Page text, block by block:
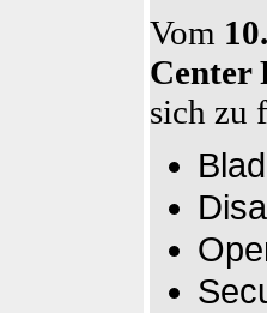
Vom
Center
sich zu